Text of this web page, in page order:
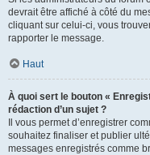
devrait être affiché à côté du
cliquant sur celui-ci, vous
rapporter le message.
Haut
À quoi sert le bouton «
rédaction d’un sujet ?
Il vous permet d’enregistrer
souhaitez finaliser et publier
messages enregistrés comme